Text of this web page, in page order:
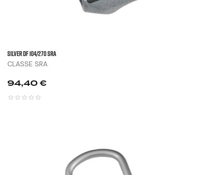
SILVER DF 104/270 SRA
CLASSE SRA
Prix
94,40 €